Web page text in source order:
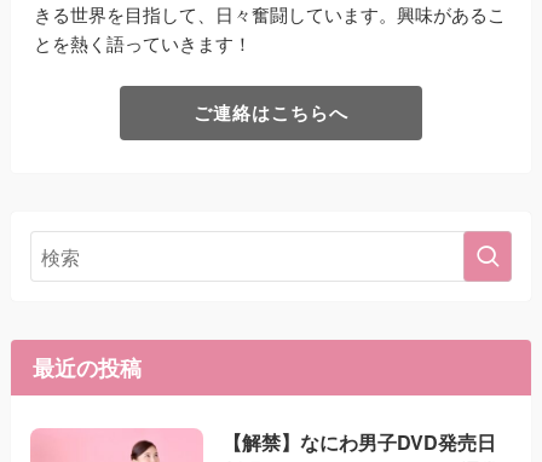
きる世界を目指して、日々奮闘しています。興味があるこ
とを熱く語っていきます！
ご連絡はこちらへ
最近の投稿
【解禁】なにわ男子DVD発売日